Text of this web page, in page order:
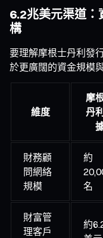
6.2兆美元渠道：
構
要理解摩根士丹利發
於更廣闊的資金規模
維度
摩
丹
財務顧
問網絡
規模
約
名
財富管
理客戶
約